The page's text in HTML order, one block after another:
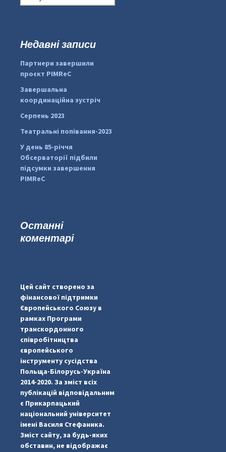
#PipIvanToday
pimrec_project
о
:Недавні записи
Партнери завершили
проєкт PIMReC
Завершальна
координаційна зустріч
Серпень 2023
Театральні попівання-2023
У день 85-річчя
Обсерваторії підбили
підсумки завершення
PIMReC
Останні
коментарі
Цей сайт створено за
фінансової підтримки
Європейського Союзу в
рамках Програми
транскордонного
співробітництва
європейського
інструменту сусідства
Польща-Білорусь-Україна
2014-2020. За зміст всіх
публікацій відповідальним
є Прикарпацький
національний університет
імені Василя Стефаника.
Зміст сайту, за будь-яких
обставин, не відображає